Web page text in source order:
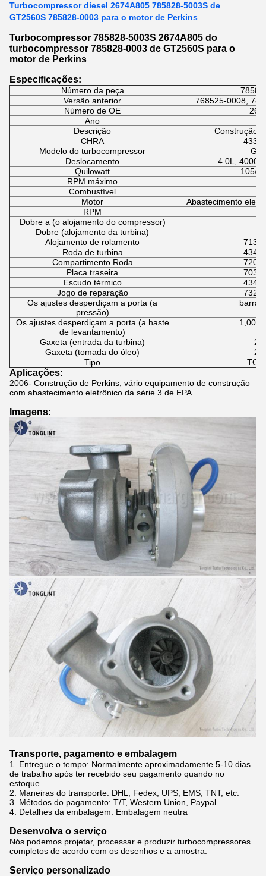
Turbocompressor diesel 2674A805 785828-5003S de
GT2560S 785828-0003 para o motor de Perkins
Turbocompressor 785828-5003S 2674A805 do
turbocompressor 785828-0003 de GT2560S para o
motor de Perkins
Especificações:
Número da peça
Versão anterior
768525-0008,
Número de OE
Ano
Descrição
Construção
CHRA
Modelo do turbocompressor
Deslocamento
4.0L, 4000
Quilowatt
105/
RPM máximo
Combustível
Motor
Abastecimento
RPM
Dobre a (o alojamento do compressor)
Dobre (alojamento da turbina)
Alojamento de rolamento
Roda de turbina
Compartimento Roda
Placa traseira
Escudo térmico
Jogo de reparação
Os ajustes desperdiçam a porta (a
pressão)
barra
Os ajustes desperdiçam a porta (a haste
de levantamento)
1,00
Gaxeta (entrada da turbina)
Gaxeta (tomada do óleo)
Tipo
Aplicações:
2006- Construção de Perkins, vário equipamento de construção
com abastecimento eletrônico da série 3 de EPA
Imagens:
Transporte, pagamento e embalagem
1. Entregue o tempo: Normalmente aproximadamente 5-10 dias
de trabalho após ter recebido seu pagamento quando no
estoque
2. Maneiras do transporte: DHL, Fedex, UPS, EMS, TNT, etc.
3. Métodos do pagamento: T/T, Western Union, Paypal
4. Detalhes da embalagem: Embalagem neutra
Desenvolva o serviço
Nós podemos projetar, processar e produzir turbocompressores
completos de acordo com os desenhos e a amostra.
Serviço personalizado